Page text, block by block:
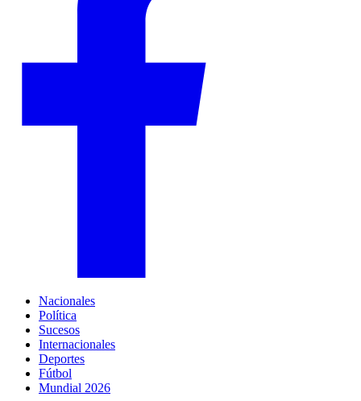
Nacionales
Política
Sucesos
Internacionales
Deportes
Fútbol
Mundial 2026